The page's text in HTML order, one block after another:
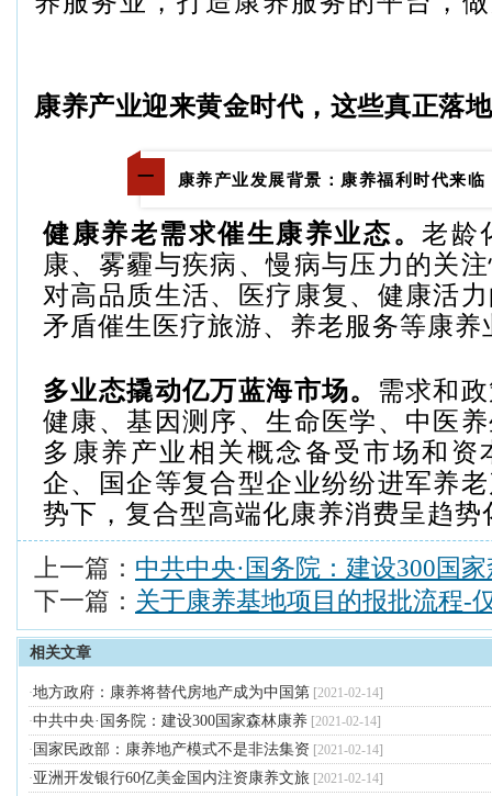
康养产业迎来黄金时代，这些真正落
一 康养产业发展背景：康养福利时代来
健康养老需求催生康养业态。老龄
康、雾霾与疾病、慢病与压力的关
对高品质生活、医疗康复、健康活
矛盾催生医疗旅游、养老服务等康养
多业态撬动亿万蓝海市场。 需求和
健康、基因测序、生命医学、中医
多康养产业相关概念备受市场和资
企、国企等复合型企业纷纷进军养
势下，复合型高端化康养消费呈趋势
上一篇： 中共中央·国务院：建设300国
下一篇： 关于康养基地项目的报批流程-
相关文章
·地方政府：康养将替代房地产成为中国第 [2021-02-14]
·中共中央·国务院：建设300国家森林康养 [2021-02-14]
· 国家民政部：康养地产模式不是非法集资 [2021-02-14]
·亚洲开发银行60亿美金国内注资康养文旅 [2021-02-14]